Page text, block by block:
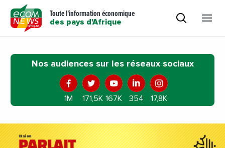
Toute l'information économique
des pays d'Afrique
Nos audiences sur les réseaux sociaux
1M 171,5K 167K 354 17,8K